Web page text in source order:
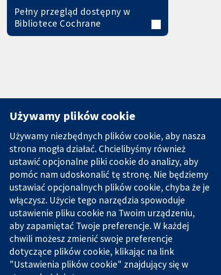
Pełny przegląd dostępny w
Bibliotece Cochrane
Wiarygodne dane
naukowe.
Świadome
decyzje.
Lepsze zdrowie.
11-13 Cavendish
Square
Londyn
W1G 0AN
Wielka Brytania
Kontakt
Nowości
Biuro
prasowe
O nas
Praca
Cochrane
Library
Cochrane Collaboration to organizacja charytatywna (nr
Używamy plików cookie
Używamy niezbędnych plików cookie, aby nasza
strona mogła działać. Chcielibyśmy również
ustawić opcjonalne pliki cookie do analizy, aby
pomóc nam udoskonalić tę stronę. Nie będziemy
ustawiać opcjonalnych plików cookie, chyba że je
włączysz. Użycie tego narzędzia spowoduje
ustawienie pliku cookie na Twoim urządzeniu,
aby zapamiętać Twoje preferencje. W każdej
chwili możesz zmienić swoje preferencje
dotyczące plików cookie, klikając na link
"Ustawienia plików cookie" znajdujący się w